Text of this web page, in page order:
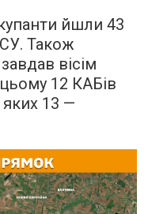
йшли 43
Також
вісім
12 КАБів
яких 13 —